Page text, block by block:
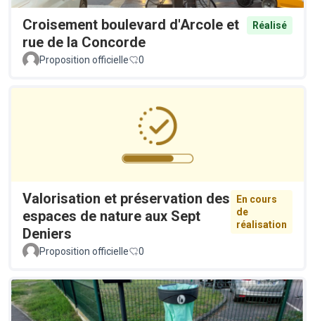
Croisement boulevard d'Arcole et
rue de la Concorde
Réalisé
Proposition officielle 0
Valorisation et préservation des
espaces de nature aux Sept
Deniers
En cours
de
réalisation
Proposition officielle 0